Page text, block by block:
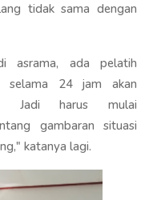
tidak sama dengan
asrama, ada pelatih
selama 24 jam akan
Jadi harus mulai
gambaran situasi
katanya lagi.